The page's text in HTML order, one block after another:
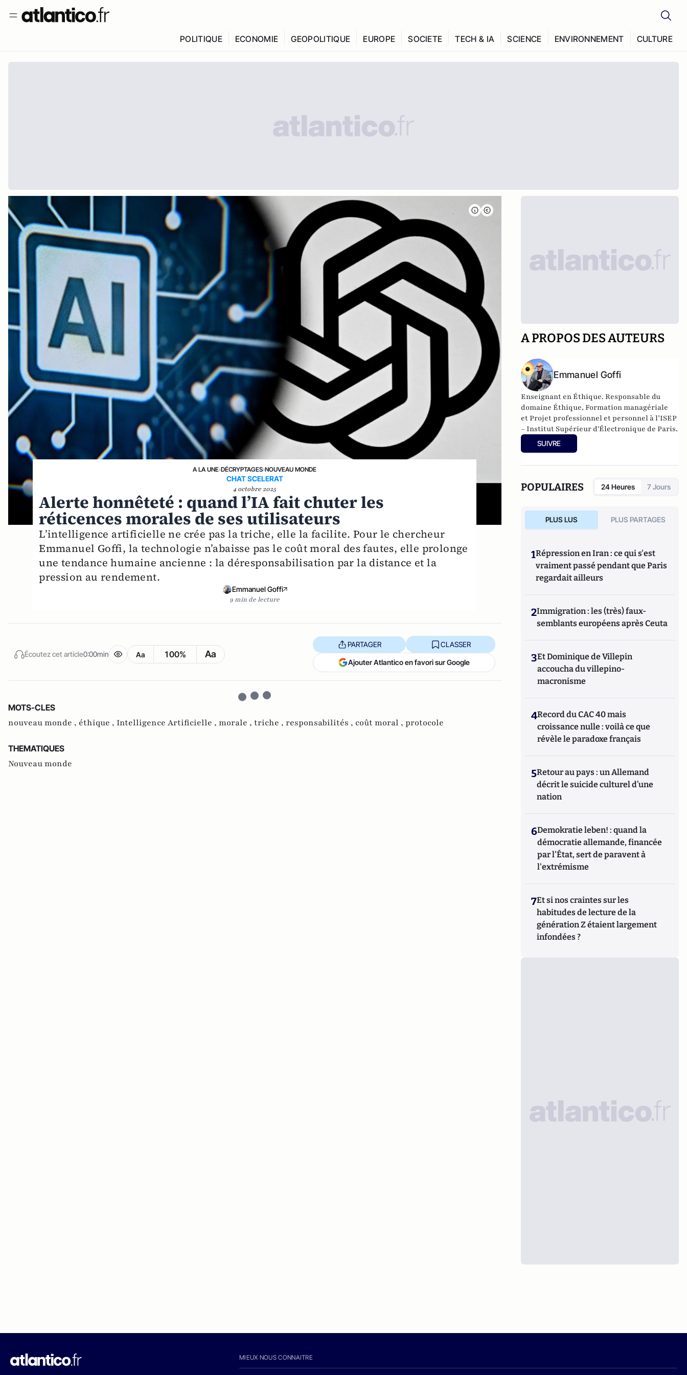
POLITIQUE ECONOMIE GEOPOLITIQUE EUROPE SOCIETE TECH & IA SCIENCE ENVIRONNEMENT CULTURE
A LA UNE›DÉCRYPTAGES›NOUVEAU MONDE
CHAT SCELERAT
4 octobre 2025
Alerte honnêteté : quand l’IA fait chuter les
réticences morales de ses utilisateurs
L’intelligence artificielle ne crée pas la triche, elle la facilite. Pour le chercheur
Emmanuel Goffi, la technologie n’abaisse pas le coût moral des fautes, elle prolonge
une tendance humaine ancienne : la déresponsabilisation par la distance et la
pression au rendement.
Emmanuel Goffi
9 min de lecture
Écoutez cet article0:00min Aa 100% Aa
PARTAGER CLASSER
Ajouter Atlantico en favori sur Google
MOTS-CLES
nouveau monde , éthique , Intelligence Artificielle , morale , triche , responsabilités , coût moral , protocole
THEMATIQUES
Nouveau monde
A PROPOS DES AUTEURS
Emmanuel Goffi
Enseignant en Éthique. Responsable du
domaine Éthique, Formation managériale
et Projet professionnel et personnel à l’ISEP
– Institut Supérieur d'Électronique de Paris.
SUIVRE
POPULAIRES 24 Heures 7 Jours
PLUS LUS PLUS PARTAGES
1Répression en Iran : ce qui s'est
vraiment passé pendant que Paris
regardait ailleurs
2Immigration : les (très) faux-
semblants européens après Ceuta
3Et Dominique de Villepin
accoucha du villepino-
macronisme
4Record du CAC 40 mais
croissance nulle : voilà ce que
révèle le paradoxe français
5Retour au pays : un Allemand
décrit le suicide culturel d’une
nation
6Demokratie leben! : quand la
démocratie allemande, financée
par l'État, sert de paravent à
l'extrémisme
7Et si nos craintes sur les
habitudes de lecture de la
génération Z étaient largement
infondées ?
MIEUX NOUS CONNAITRE